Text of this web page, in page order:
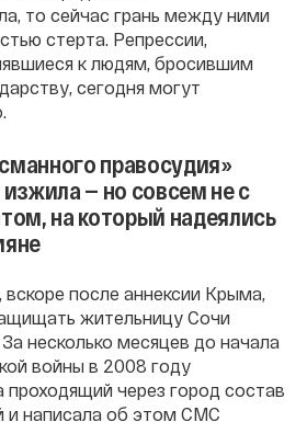
то сейчас грань между ними
стерта. Репрессии,
к людям, бросившим
сегодня могут
правосудия»
изжила — но совсем не с
на который надеялись
вскоре после аннексии Крыма,
жительницу Сочи
За несколько месяцев до начала
войны в 2008 году
проходящий через город состав
и написала об этом СМС